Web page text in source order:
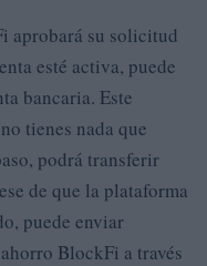
aprobará su solicitud
esté activa, puede
bancaria. Este
tienes nada que
podrá transferir
de que la plataforma
puede enviar
BlockFi a través